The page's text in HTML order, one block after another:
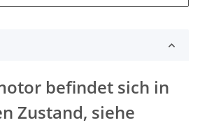
befindet sich in
Zustand, siehe